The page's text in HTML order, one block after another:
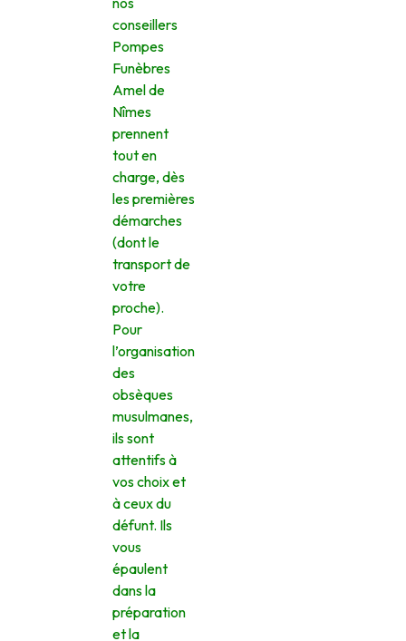
conseillers
Pompes
Funèbres
Amel de
Nîmes
prennent
tout en
charge, dès
les premières
démarches
(dont le
transport de
votre
proche).
Pour
l’organisation
des
obsèques
musulmanes,
ils sont
attentifs à
vos choix et
à ceux du
défunt. Ils
vous
épaulent
dans la
préparation
et la